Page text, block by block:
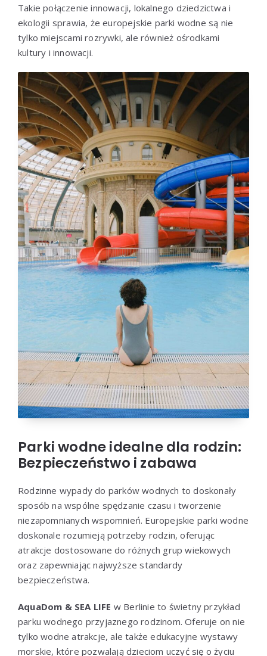
Takie połączenie innowacji, lokalnego dziedzictwa i
ekologii sprawia, że europejskie parki wodne są nie
tylko miejscami rozrywki, ale również ośrodkami
kultury i innowacji.
Parki wodne idealne dla rodzin:
Bezpieczeństwo i zabawa
Rodzinne wypady do parków wodnych to doskonały
sposób na wspólne spędzanie czasu i tworzenie
niezapomnianych wspomnień. Europejskie parki wodne
doskonale rozumieją potrzeby rodzin, oferując
atrakcje dostosowane do różnych grup wiekowych
oraz zapewniając najwyższe standardy
bezpieczeństwa.
AquaDom & SEA LIFE w Berlinie to świetny przykład
parku wodnego przyjaznego rodzinom. Oferuje on nie
tylko wodne atrakcje, ale także edukacyjne wystawy
morskie, które pozwalają dzieciom uczyć się o życiu